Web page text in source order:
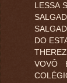
LESSA
DO
VOVÔ